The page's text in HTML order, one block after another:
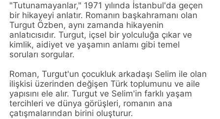
"Tutunamayanlar," 1971 yılında İstanbul'da geçen
bir hikayeyi anlatır. Romanın başkahramanı olan
Turgut Özben, aynı zamanda hikayenin
anlatıcısıdır. Turgut, içsel bir yolculuğa çıkar ve
kimlik, aidiyet ve yaşamın anlamı gibi temel
soruları sorgular.
Roman, Turgut'un çocukluk arkadaşı Selim ile olan
ilişkisi üzerinden değişen Türk toplumunu ve aile
yapısını ele alır. Turgut ve Selim'in farklı yaşam
tercihleri ve dünya görüşleri, romanın ana
çatışmalarından birini oluşturur.